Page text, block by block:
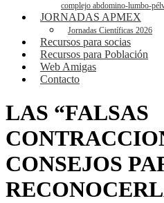
complejo abdomino-lumbo-
JORNADAS APMEX
Jornadas Científicas 2026
Recursos para socias
Recursos para Población
Web Amigas
Contacto
LAS “FALSAS
CONSEJOS